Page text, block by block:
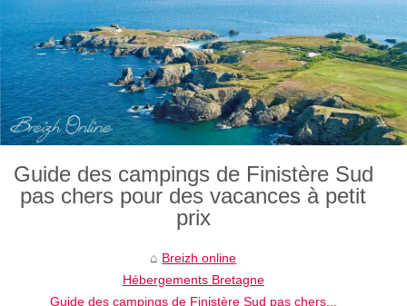
Guide des campings de Finistère Sud
pas chers pour des vacances à petit
prix
Breizh online
Hébergements Bretagne
Guide des campings de Finistère Sud pas chers...